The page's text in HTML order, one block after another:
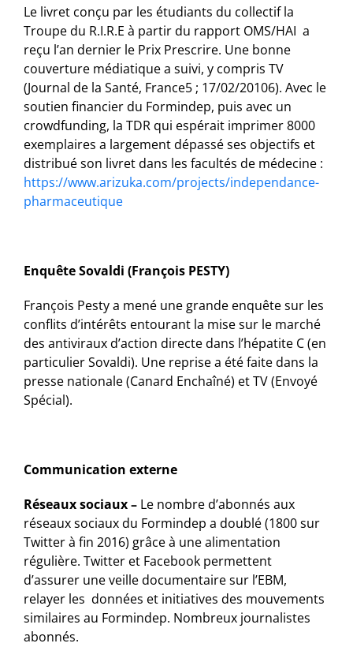
Le livret conçu par les étudiants du collectif la
Troupe du R.I.R.E à partir du rapport OMS/HAI a
reçu l’an dernier le Prix Prescrire. Une bonne
couverture médiatique a suivi, y compris TV
(Journal de la Santé, France5 ; 17/02/20106). Avec le
soutien financier du Formindep, puis avec un
crowdfunding, la TDR qui espérait imprimer 8000
exemplaires a largement dépassé ses objectifs et
distribué son livret dans les facultés de médecine :
https://www.arizuka.com/projects/independance-
pharmaceutique
Enquête Sovaldi (François PESTY)
François Pesty a mené une grande enquête sur les
conflits d’intérêts entourant la mise sur le marché
des antiviraux d’action directe dans l’hépatite C (en
particulier Sovaldi). Une reprise a été faite dans la
presse nationale (Canard Enchaîné) et TV (Envoyé
Spécial).
Communication externe
Réseaux sociaux – Le nombre d’abonnés aux
réseaux sociaux du Formindep a doublé (1800 sur
Twitter à fin 2016) grâce à une alimentation
régulière. Twitter et Facebook permettent
d’assurer une veille documentaire sur l’EBM,
relayer les données et initiatives des mouvements
similaires au Formindep. Nombreux journalistes
abonnés.